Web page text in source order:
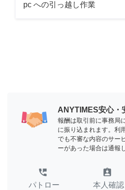
pc への引っ越し作業
ANYTIMES安心・
報酬は取引前に事務局
に振り込まれます。利
でも不審な内容のサー
ーがあった場合は通報
perm_phone_msg
パトロー
assignment_ind
本人確認